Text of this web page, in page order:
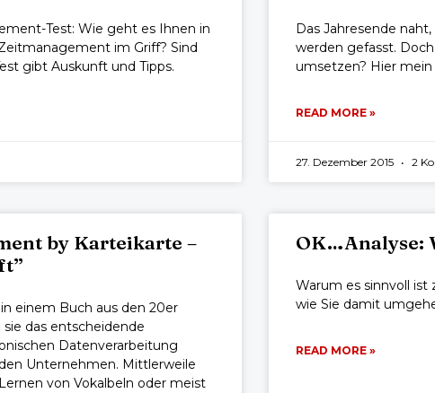
Test: Wie geht es Ihnen in
im Griff? Sind
gibt Auskunft und Tipps.
Das Jahresende
werden gefasst.
umsetzen? Hier mein
READ MORE »
27. Dezember 2015 2
by Karteikarte –
einem Buch aus den 20er
sie das entscheidende
Datenverarbeitung
Unternehmen. Mittlerweile
von Vokalbeln oder meist
OK…Analyse:
Warum es sinnvoll ist
wie Sie damit
READ MORE »